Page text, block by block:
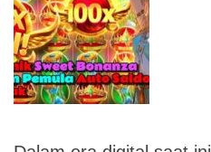
Kualitas
Unggul